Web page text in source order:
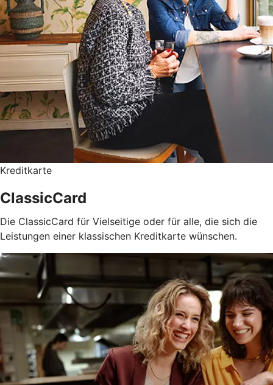
Kreditkarte
ClassicCard
Die ClassicCard für Vielseitige oder für alle, die sich die
Leistungen einer klassischen Kreditkarte wünschen.